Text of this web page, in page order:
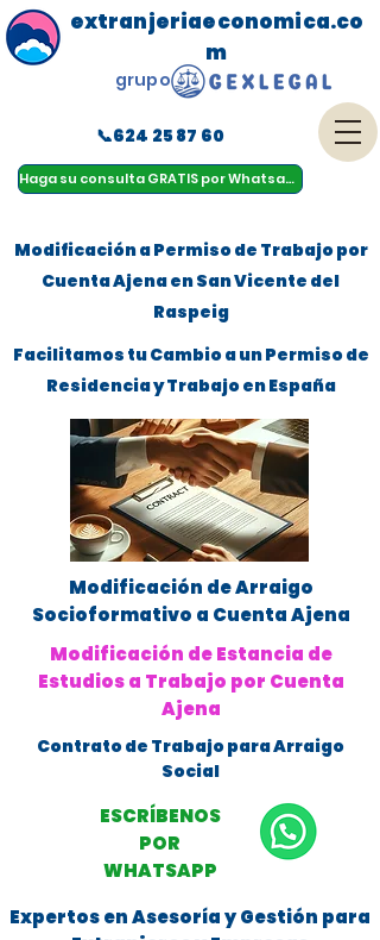
Haga su consulta GRATIS por Whatsapp
menu
extranjeriaeconomica.co
m
📞624 25 87 60
grupo
Modificación a Permiso de Trabajo por
Cuenta Ajena en San Vicente del
Raspeig
Facilitamos tu Cambio a un Permiso de
Residencia y Trabajo en España
Modificación de Arraigo
Socioformativo a Cuenta Ajena
Modificación de Estancia de
Estudios a Trabajo por Cuenta
Ajena
Contrato de Trabajo para Arraigo
Social
ESCRÍBENOS
POR
WHATSAPP
Expertos en Asesoría y Gestión para